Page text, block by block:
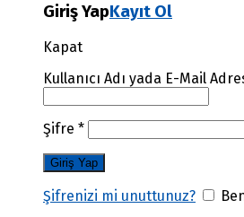
Giriş YapKayıt Ol
Kapat
Kullanıcı Adı yada E-Mail
Şifre *
Şifrenizi mi unuttunuz?